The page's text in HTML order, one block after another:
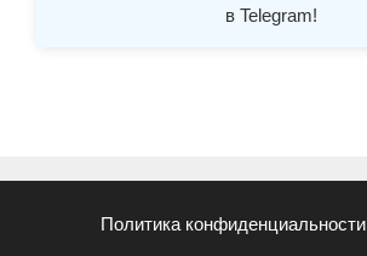
в Telegram!
Политика конфиденциальности